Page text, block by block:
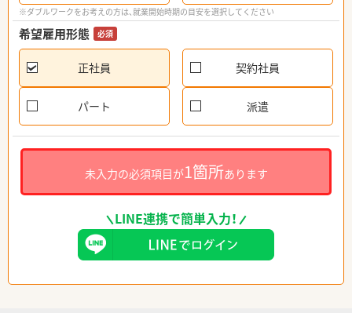
※ダブルワークをお考えの方は、就業開始時期の目安を選択してください
希望雇用形態 必須
正社員 契約社員
パート 派遣
未入力の必須項目が1箇所あります
LINE連携で簡単入力！